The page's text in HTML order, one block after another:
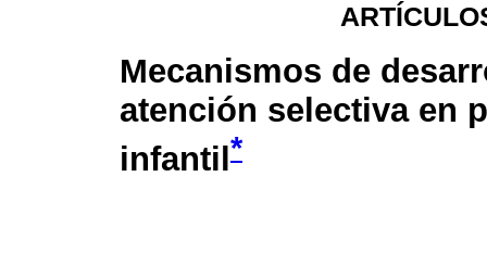
Mecanismos de
atención selectiva en
infantil *